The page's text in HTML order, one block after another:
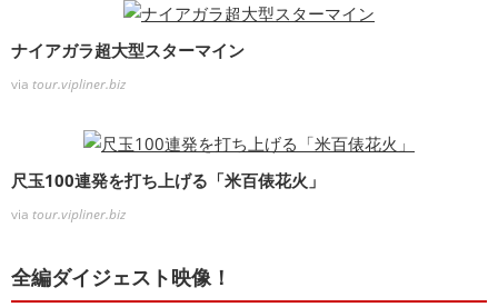
ナイアガラ超大型スターマイン
via tour.vipliner.biz
尺玉100連発を打ち上げる「米百俵花火」
via tour.vipliner.biz
全編ダイジェスト映像！